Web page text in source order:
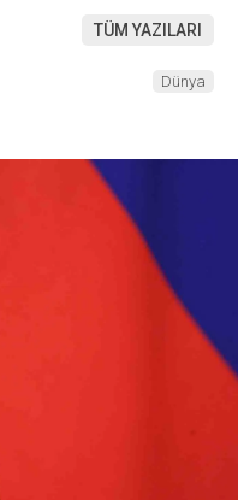
TÜM YAZILARI
Dünya